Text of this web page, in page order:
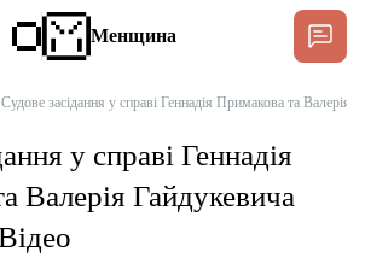
Менщина
Судове засідання у справі Геннадія Примакова та Валерія
у справі Геннадія
Валерія Гайдукевича